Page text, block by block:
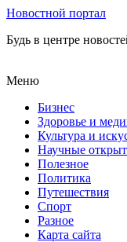
Новостной портал
Будь в центре
Меню
Бизнес
Здоровье и
Культура и
Научные
Полезное
Политика
Путешествия
Спорт
Разное
Карта сайта